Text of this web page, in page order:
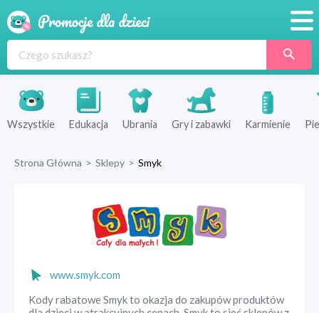
Produkty
Sklepy
Wszystkie Edukacja Ubrania Gry i zabawki Karmienie
Strona Główna > Sklepy > Smyk
www.smyk.com
Kody rabatowe Smyk to okazja do zakupów produktów